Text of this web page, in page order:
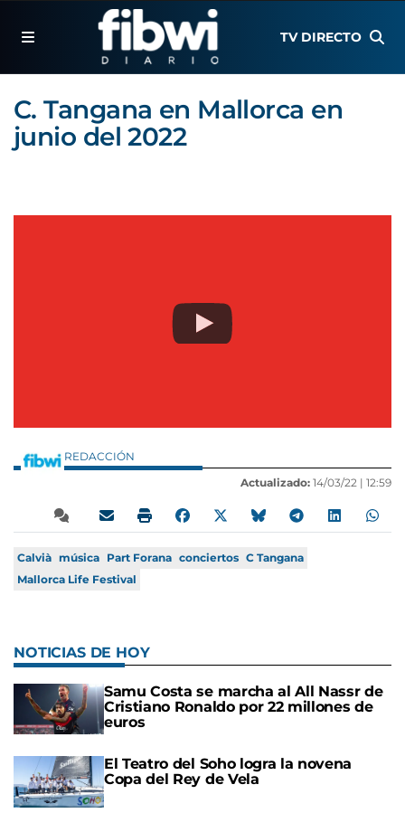
TV DIRECTO
C. Tangana en Mallorca en
junio del 2022
REDACCIÓN
Actualizado: 14/03/22 | 12:59
Calvià música Part Forana conciertos C Tangana
Mallorca Life Festival
NOTICIAS DE HOY
Samu Costa se marcha al All Nassr de
Cristiano Ronaldo por 22 millones de
euros
El Teatro del Soho logra la novena
Copa del Rey de Vela